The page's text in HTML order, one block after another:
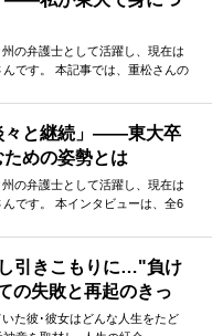
の弁護士として活躍し、現在は
です。 本記事では、重松さんの
の意味」まで。貴重なお話を伺
々と継続」——東大卒
めの姿勢とは
の弁護士として活躍し、現在は
です。 本インタビューは、全6
計画した上で、「全力で努力」
お話は、受験勉強に励む方に多
引きこもりに…"負け
の失敗と再起のきっ
た彼･彼女はどんな人生をたど